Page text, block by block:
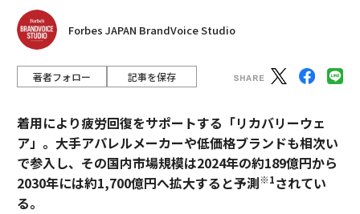
Forbes JAPAN BrandVoice Studio
著者フォロー 記事を保存
着用により疲労回復をサポートする「リカバリーウェ
ア」。大手アパレルメーカーや低価格ブランドも相次い
で参入し、その国内市場規模は2024年の約189億円から
2030年には約1,700億円へ拡大すると予測※1されてい
る。